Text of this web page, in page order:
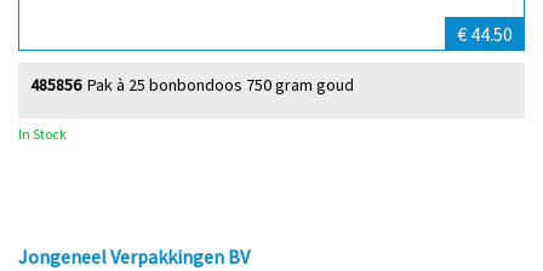
€ 44.50
Pak à 25 bonbondoos 750 gram goud
485856
In Stock
Jongeneel Verpakkingen BV